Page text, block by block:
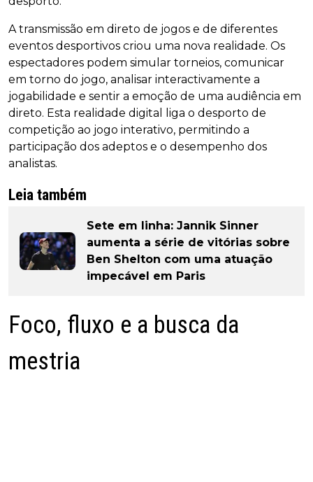
A transmissão em direto de jogos e de diferentes
eventos desportivos criou uma nova realidade. Os
espectadores podem simular torneios, comunicar
em torno do jogo, analisar interactivamente a
jogabilidade e sentir a emoção de uma audiência em
direto. Esta realidade digital liga o desporto de
competição ao jogo interativo, permitindo a
participação dos adeptos e o desempenho dos
analistas.
Leia também
Sete em linha: Jannik Sinner
aumenta a série de vitórias sobre
Ben Shelton com uma atuação
impecável em Paris
Foco, fluxo e a busca da
mestria